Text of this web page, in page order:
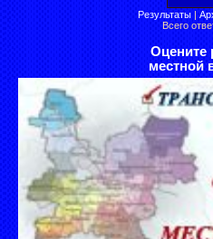
Результаты |
Всего
Оцените
местной